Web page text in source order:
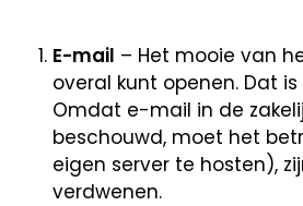
E-mail – Het mooie van
overal kunt openen. Dat
Omdat e-mail in de
beschouwd, moet het
eigen server te hosten),
verdwenen.